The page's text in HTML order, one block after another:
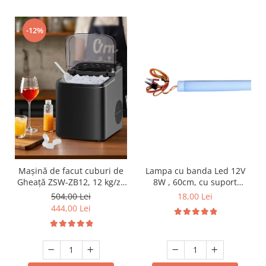
-12%
Mașină de facut cuburi de
Gheață ZSW-ZB12, 12 kg/zi,
Rezervor 1.2L, Panou Tactil,
Design Compact, Negru
504,00 Lei
444,00 Lei
Lampa cu banda Led 12V
8W , 60cm, cu suport
aluminiu si clesti de
18,00 Lei